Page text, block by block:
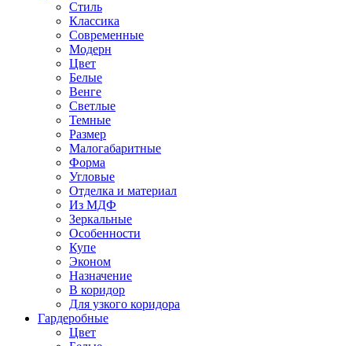
Стиль
Классика
Современные
Модерн
Цвет
Белые
Венге
Светлые
Темные
Размер
Малогабаритные
Форма
Угловые
Отделка и материал
Из МДФ
Зеркальные
Особенности
Купе
Эконом
Назначение
В коридор
Для узкого коридора
Гардеробные
Цвет